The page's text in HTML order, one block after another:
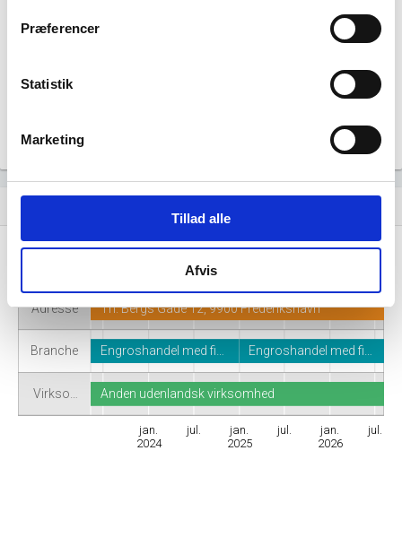
Præferencer
Statistik
Marketing
Tillad alle
Afvis
beskæftigelse endnu. Vi kan derfor ikke
generere figuren for denne virksomhed.
Adresse
Branche
Virkso…
jan.
2024
jul.
jan.
2025
jul.
jan.
2026
jul.
Seafood Brands AS
Th. Bergs Gade 12, 9900 Frederikshavn
Engroshandel med fi… Engroshandel med fi…
Anden udenlandsk virksomhed